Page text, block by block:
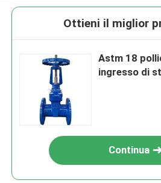
Ottieni il miglior
Astm 18
ingresso di
Continua